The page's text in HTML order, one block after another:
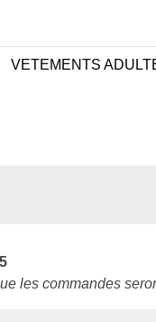
VETEMENTS
les commandes